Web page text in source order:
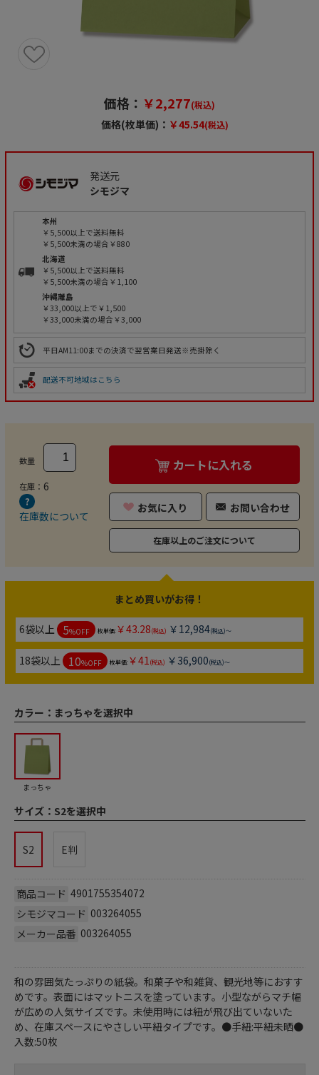
価格： ￥2,277(税込)
価格(枚単価)： ￥45.54(税込)
発送元
シモジマ
本州
￥5,500以上で送料無料
￥5,500未満の場合￥880
北海道
￥5,500以上で送料無料
￥5,500未満の場合￥1,100
沖縄離島
￥33,000以上で￥1,500
￥33,000未満の場合￥3,000
平日AM11:00までの決済で翌営業日発送※売掛除く
配送不可地域はこちら
数量
在庫： 6
在庫数について
カートに入れる
お気に入り お問い合わせ
在庫以上のご注文について
まとめ買いがお得！
6袋以上 5%OFF 枚単価:￥43.28(税込) ￥12,984(税込)～
18袋以上 10%OFF 枚単価:￥41(税込) ￥36,900(税込)～
カラー： まっちゃを選択中
まっちゃ
サイズ： S2を選択中
S2 E判
商品コード 4901755354072
シモジマコード 003264055
メーカー品番 003264055
和の雰囲気たっぷりの紙袋。和菓子や和雑貨、観光地等におすす
めです。表面にはマットニスを塗っています。小型ながらマチ幅
が広めの人気サイズです。未使用時には紐が飛び出ていないた
め、在庫スペースにやさしい平紐タイプです。●手紐:平紐未晒●
入数:50枚